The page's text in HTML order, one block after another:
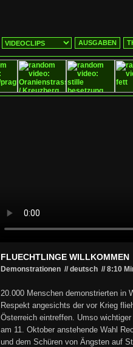
AUSGABEN
FLUECHTLINGE WILLKOMMEN
Demonstrationen // deutsch // 8:10
20.000 Menschen demonstrierten in
Respekt angesichts der vor Krieg
Österreich eintreffen. Umso
am 11. Oktober anstehende Wahl
und dem Schüren von Ängsten auf